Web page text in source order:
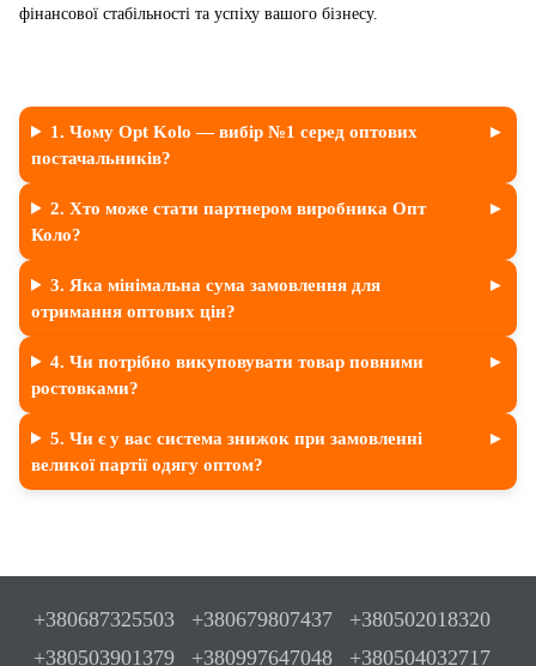
фінансової стабільності та успіху вашого бізнесу.
1. Чому Opt Kolo — вибір №1 серед оптових
постачальників?
2. Хто може стати партнером виробника Опт
Коло?
3. Яка мінімальна сума замовлення для
отримання оптових цін?
4. Чи потрібно викуповувати товар повними
ростовками?
5. Чи є у вас система знижок при замовленні
великої партії одягу оптом?
+380687325503 +380679807437
+380502018320
+380503901379
+380997647048 +380504032717